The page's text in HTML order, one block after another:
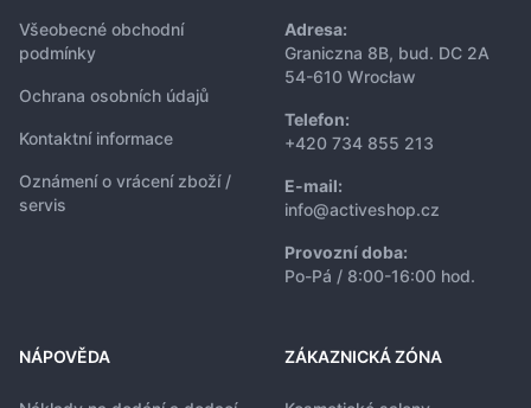
Všeobecné obchodní
podmínky
Ochrana osobních údajů
Kontaktní informace
Oznámení o vrácení zboží /
servis
Adresa:
Graniczna 8B, bud. DC 2A
54-610 Wrocław
Telefon:
+420 734 855 213
E-mail:
info@activeshop.cz
Provozní doba:
Po-Pá / 8:00-16:00 hod.
NÁPOVĚDA ZÁKAZNICKÁ ZÓNA